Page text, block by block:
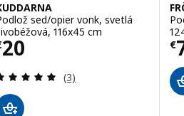
sed/opier vonk, svetlá
116x45 cm
20 € 20
Prehľad: 5 z 5 hviezdy.
(3)
€